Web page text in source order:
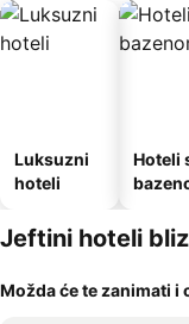
Luksuzni
hoteli
Hoteli
Jeftini hoteli
Možda će te zanimati i